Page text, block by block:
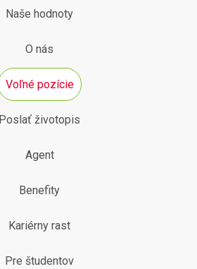
Naše hodnoty
O nás
Voľné pozície
Poslať životopis
Agent
Benefity
Kariérny rast
Pre študentov